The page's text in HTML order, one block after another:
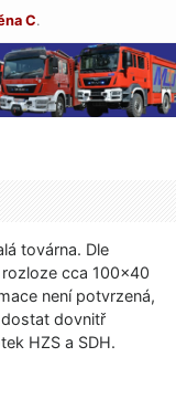
C.
továrna. Dle
cca 100×40
není potvrzená,
dovnitř
HZS a SDH.